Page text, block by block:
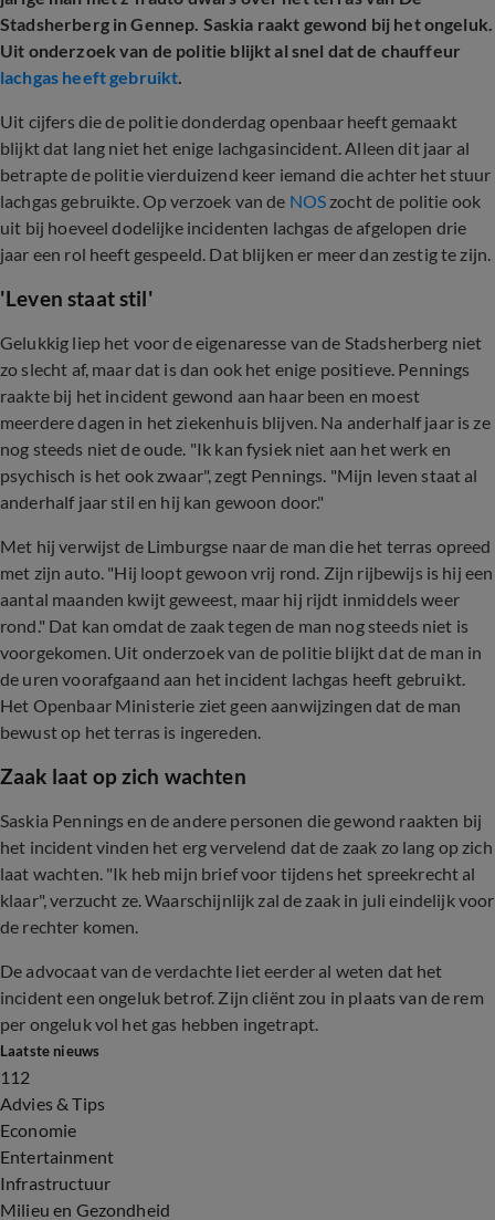
Stadsherberg in Gennep. Saskia raakt gewond bij het ongeluk.
Uit onderzoek van de politie blijkt al snel dat de chauffeur
lachgas heeft gebruikt.
Uit cijfers die de politie donderdag openbaar heeft gemaakt
blijkt dat lang niet het enige lachgasincident. Alleen dit jaar al
betrapte de politie vierduizend keer iemand die achter het stuur
lachgas gebruikte. Op verzoek van de NOS zocht de politie ook
uit bij hoeveel dodelijke incidenten lachgas de afgelopen drie
jaar een rol heeft gespeeld. Dat blijken er meer dan zestig te zijn.
'Leven staat stil'
Gelukkig liep het voor de eigenaresse van de Stadsherberg niet
zo slecht af, maar dat is dan ook het enige positieve. Pennings
raakte bij het incident gewond aan haar been en moest
meerdere dagen in het ziekenhuis blijven. Na anderhalf jaar is ze
nog steeds niet de oude. "Ik kan fysiek niet aan het werk en
psychisch is het ook zwaar", zegt Pennings. "Mijn leven staat al
anderhalf jaar stil en hij kan gewoon door."
Met hij verwijst de Limburgse naar de man die het terras opreed
met zijn auto. "Hij loopt gewoon vrij rond. Zijn rijbewijs is hij een
aantal maanden kwijt geweest, maar hij rijdt inmiddels weer
rond." Dat kan omdat de zaak tegen de man nog steeds niet is
voorgekomen. Uit onderzoek van de politie blijkt dat de man in
de uren voorafgaand aan het incident lachgas heeft gebruikt.
Het Openbaar Ministerie ziet geen aanwijzingen dat de man
bewust op het terras is ingereden.
Zaak laat op zich wachten
Saskia Pennings en de andere personen die gewond raakten bij
het incident vinden het erg vervelend dat de zaak zo lang op zich
laat wachten. "Ik heb mijn brief voor tijdens het spreekrecht al
klaar", verzucht ze. Waarschijnlijk zal de zaak in juli eindelijk voor
de rechter komen.
De advocaat van de verdachte liet eerder al weten dat het
incident een ongeluk betrof. Zijn cliënt zou in plaats van de rem
per ongeluk vol het gas hebben ingetrapt.
Laatste nieuws
112
Advies & Tips
Economie
Entertainment
Infrastructuur
Milieu en Gezondheid